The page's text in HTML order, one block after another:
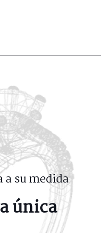
a su medida
única